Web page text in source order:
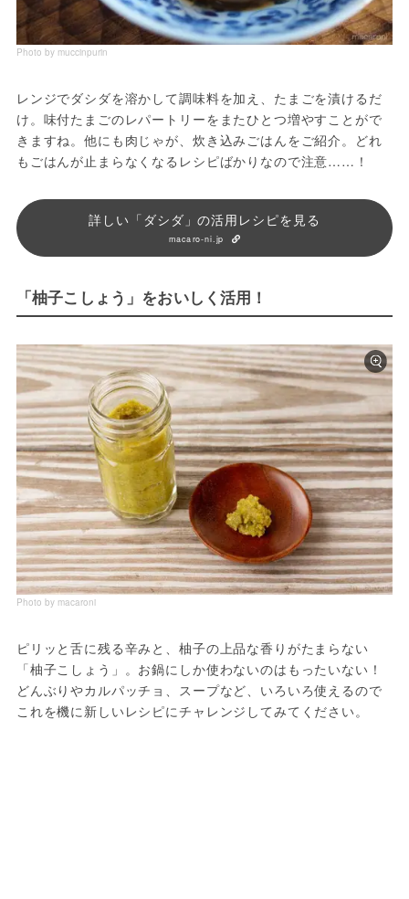
Photo by muccinpurin
レンジでダシダを溶かして調味料を加え、たまごを漬けるだ
け。味付たまごのレパートリーをまたひとつ増やすことがで
きますね。他にも肉じゃが、炊き込みごはんをご紹介。どれ
もごはんが止まらなくなるレシピばかりなので注意……！
詳しい「ダシダ」の活用レシピを見る
macaro-ni.jp
「柚子こしょう」をおいしく活用！
Photo by macaroni
ピリッと舌に残る辛みと、柚子の上品な香りがたまらない
「柚子こしょう」。お鍋にしか使わないのはもったいない！
どんぶりやカルパッチョ、スープなど、いろいろ使えるので
これを機に新しいレシピにチャレンジしてみてください。